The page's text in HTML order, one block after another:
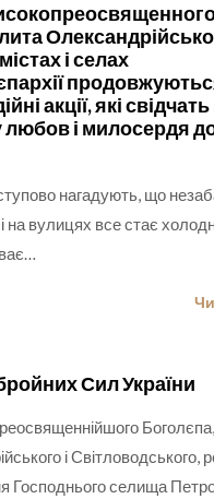
і селах
акції, які
і милосердя
нагадують, що
на вулицях все стає
Сил України
Боголєпа,
і Світловодського,
Господнього селища